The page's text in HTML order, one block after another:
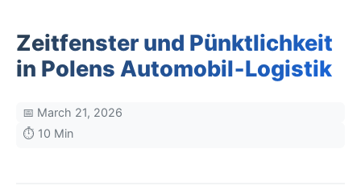
Zeitfenster und Pünktlichkeit
in Polens Automobil‑Logistik
📅 March 21, 2026
⏱️ 10 Min